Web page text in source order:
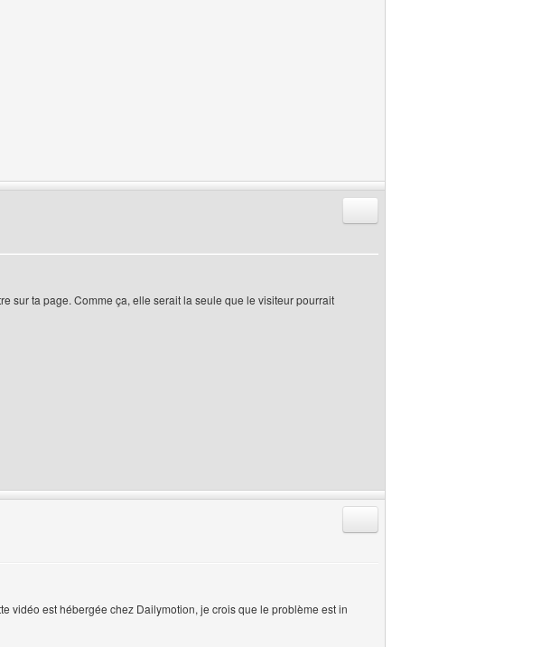
sur ta page. Comme ça, elle serait la seule que le visiteur pourrait
vidéo est hébergée chez Dailymotion, je crois que le problème est in